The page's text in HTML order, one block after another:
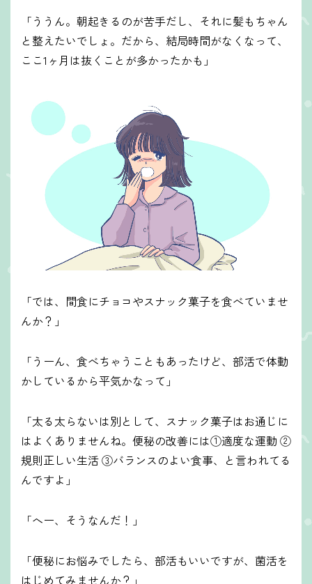
「ううん。朝起きるのが苦手だし、それに髪もちゃん
と整えたいでしょ。だから、結局時間がなくなって、
ここ1ヶ月は抜くことが多かったかも」
「では、間食にチョコやスナック菓子を食べていませ
んか？」
「うーん、食べちゃうこともあったけど、部活で体動
かしているから平気かなって」
「太る太らないは別として、スナック菓子はお通じに
はよくありませんね。便秘の改善には①適度な運動 ②
規則正しい生活 ③バランスのよい食事、と言われてる
んですよ」
「へー、そうなんだ！」
「便秘にお悩みでしたら、部活もいいですが、菌活を
はじめてみませんか？」